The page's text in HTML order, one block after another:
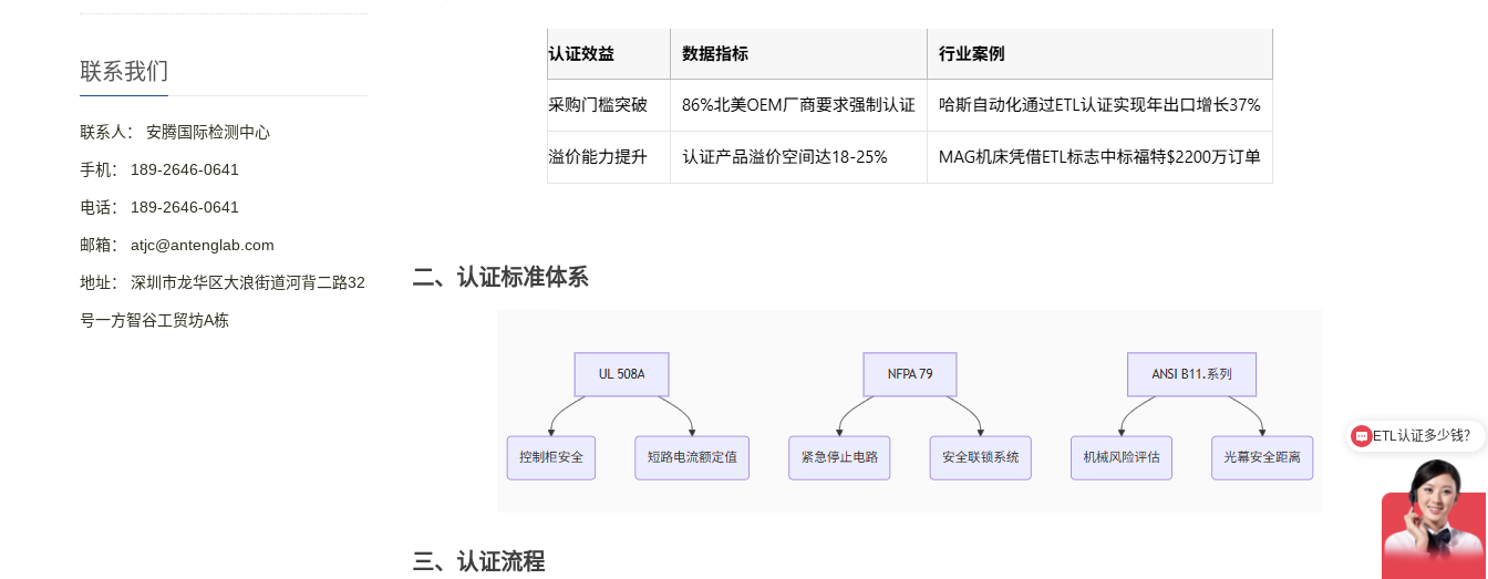
联系我们
联系人： 安腾国际检测中心
手机： 189-2646-0641
电话： 189-2646-0641
邮箱： atjc@antenglab.com
地址： 深圳市龙华区大浪街道河背二路32
号一方智谷工贸坊A栋
二、认证标准体系
三、认证流程
ETL认证多少钱？